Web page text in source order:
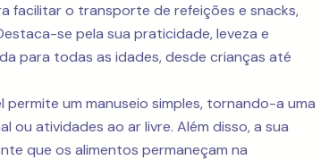
facilitar o transporte de refeições e snacks,
se pela sua praticidade, leveza e
para todas as idades, desde crianças até
um manuseio simples, tornando-a uma
ou atividades ao ar livre. Além disso, a sua
que os alimentos permaneçam na